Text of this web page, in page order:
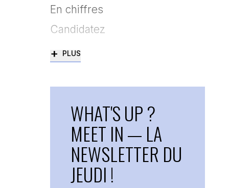
En chiffres
Candidatez
+ PLUS
WHAT'S UP ?
MEET IN — LA
NEWSLETTER DU
JEUDI !